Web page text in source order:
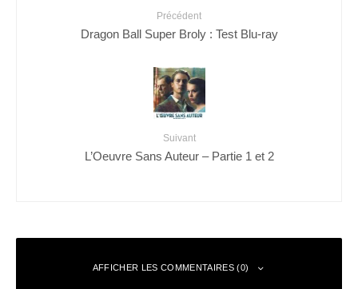
Précédent
Dragon Ball Super Broly : Test Blu-ray
Suivant
L’Oeuvre Sans Auteur – Partie 1 et 2
AFFICHER LES COMMENTAIRES (0)